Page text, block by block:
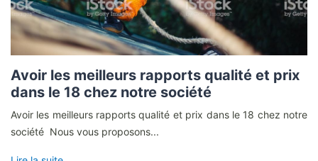
Avoir les meilleurs rapports qualité et prix
dans le 18 chez notre société
Avoir les meilleurs rapports qualité et prix dans le 18 chez notre
société Nous vous proposons...